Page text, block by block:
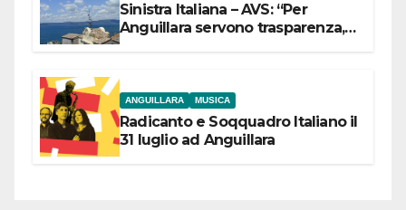
Sinistra Italiana – AVS: “Per
Anguillara servono trasparenza,
ANGUILLARA MUSICA
Radicanto e Soqquadro Italiano il
31 luglio ad Anguillara